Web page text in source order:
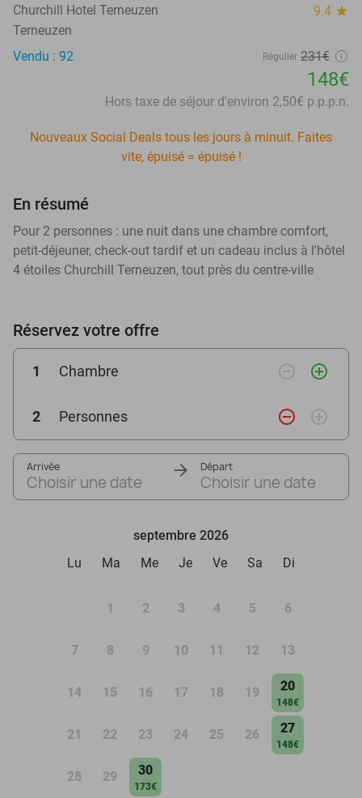
Churchill Hotel Terneuzen 9.4 star
Terneuzen
Vendu : 92
Régulier 231€
148€
Hors taxe de séjour d'environ 2,50€ p.p.p.n.
Nouveaux Social Deals tous les jours à minuit. Faites
vite, épuisé = épuisé !
En résumé
Pour 2 personnes : une nuit dans une chambre comfort,
petit-déjeuner, check-out tardif et un cadeau inclus à l'hôtel
4 étoiles Churchill Terneuzen, tout près du centre-ville
Réservez votre offre
1 Chambre remove_circle_outline add_circle_outline
2 Personnes remove_circle_outline add_circle_outline
Arrivée
Choisir une date
Départ
Choisir une date
septembre 2026
Lu
Ma Me Je Ve Sa Di
1 2 3 4 5 6
7 8 9 10 11 12 13
14 15 16 17 18 19 20
148€
21 22 23 24 25 26 27
148€
28 29 30
173€